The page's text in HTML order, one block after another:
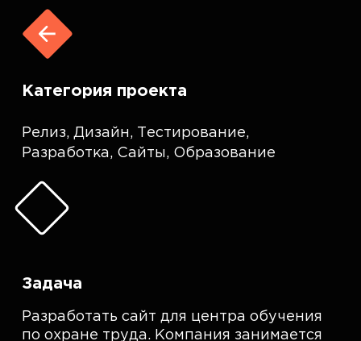
Категория проекта
Релиз, Дизайн, Тестирование,
Разработка, Сайты, Образование
Задача
Разработать сайт для центра обучения
по охране труда. Компания занимается